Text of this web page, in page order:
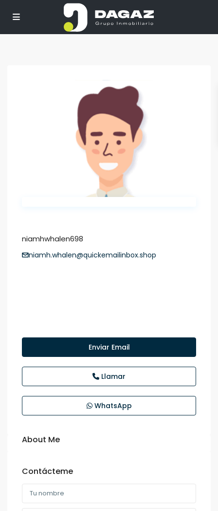
niamhwhalen698
niamh.whalen@quickemailinbox.shop
Enviar Email
Llamar
WhatsApp
About Me
Contácteme